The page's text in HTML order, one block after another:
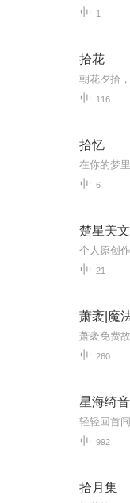
1
拾花
116
拾忆
6
楚星美
21
萧袤|魔
260
星海绮
轻轻回首
992
拾月集